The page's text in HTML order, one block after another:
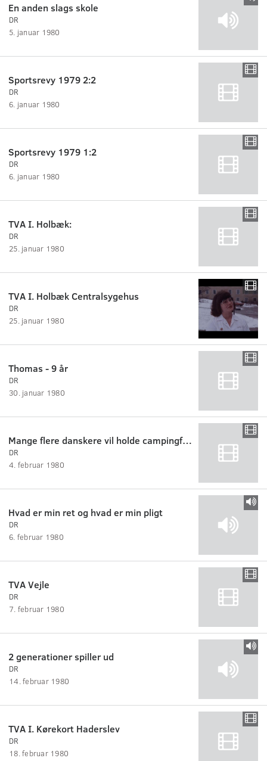
En anden slags skole
DR
5. januar 1980
Sportsrevy 1979 2:2
DR
6. januar 1980
Sportsrevy 1979 1:2
DR
6. januar 1980
TVA I. Holbæk:
DR
25. januar 1980
TVA I. Holbæk Centralsygehus
DR
25. januar 1980
Thomas - 9 år
DR
30. januar 1980
Mange flere danskere vil holde campingferie
DR
4. februar 1980
Hvad er min ret og hvad er min pligt
DR
6. februar 1980
TVA Vejle
DR
7. februar 1980
2 generationer spiller ud
DR
14. februar 1980
TVA I. Kørekort Haderslev
DR
18. februar 1980